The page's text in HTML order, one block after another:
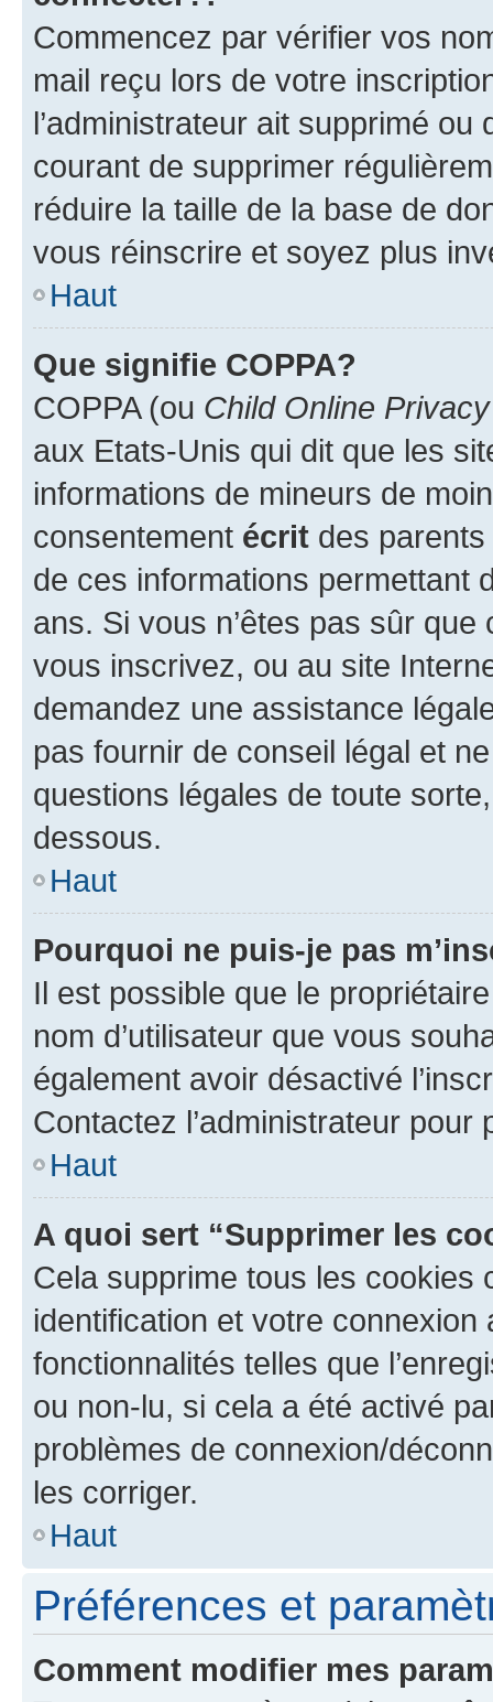
Commencez par vérifier vos
mail reçu lors de votre
l’administrateur ait supprimé
courant de supprimer
réduire la taille de la base de
vous réinscrire et soyez plus
Haut
Que signifie COPPA?
COPPA (ou Child Online
aux Etats-Unis qui dit que les
informations de mineurs de
consentement écrit des parents
de ces informations permettant
ans. Si vous n’êtes pas sûr
vous inscrivez, ou au site
demandez une assistance
pas fournir de conseil légal et
questions légales de toute
dessous.
Haut
Pourquoi ne puis-je pas
Il est possible que le
nom d’utilisateur que vous
également avoir désactivé
Contactez l’administrateur
Haut
A quoi sert “Supprimer les
Cela supprime tous les cookies
identification et votre
fonctionnalités telles que
ou non-lu, si cela a été activé
problèmes de connexion/
les corriger.
Haut
Préférences et
Comment modifier mes